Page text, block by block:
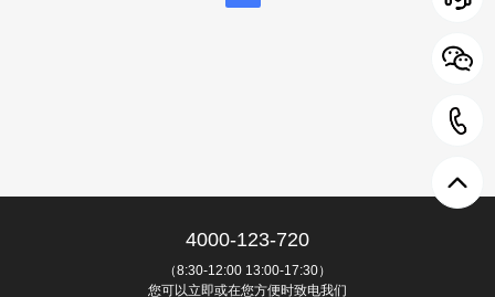
4000-123-720
（8:30-12:00 13:00-17:30）
您可以立即或在您方便时致电我们